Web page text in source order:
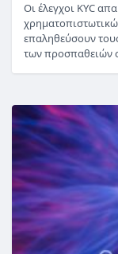
Οι έλεγχοι KYC
επαληθεύσουν
των προσπαθειών